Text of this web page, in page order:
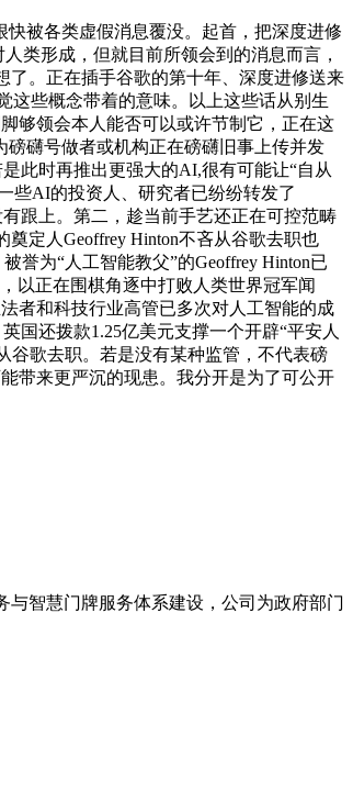
被各类虚假消息覆没。起首，把深度进修
类形成，但就目前所领会到的消息而言，
了。正在插手谷歌的第十年、深度进修送来
这些概念带着的意味。以上这些话从别生
够领会本人能否可以或许节制它，正在这
礴号做者或机构正在磅礴旧事上传并发
此时再推出更强大的AI,很有可能让“自从
些AI的投资人、研究者已纷纷转发了
跟上。第二，趁当前手艺还正在可控范畴
定人Geoffrey Hinton不吝从谷歌去职也
誉为“人工智能教父”的Geoffrey Hinton已
以正在围棋角逐中打败人类世界冠军闻
者和科技行业高管已多次对人工智能的成
国还拨款1.25亿美元支撑一个开辟“平安人
谷歌去职。若是没有某种监管，不代表磅
带来更严沉的现患。我分开是为了可公开
智慧门牌服务体系建设，公司为政府部门